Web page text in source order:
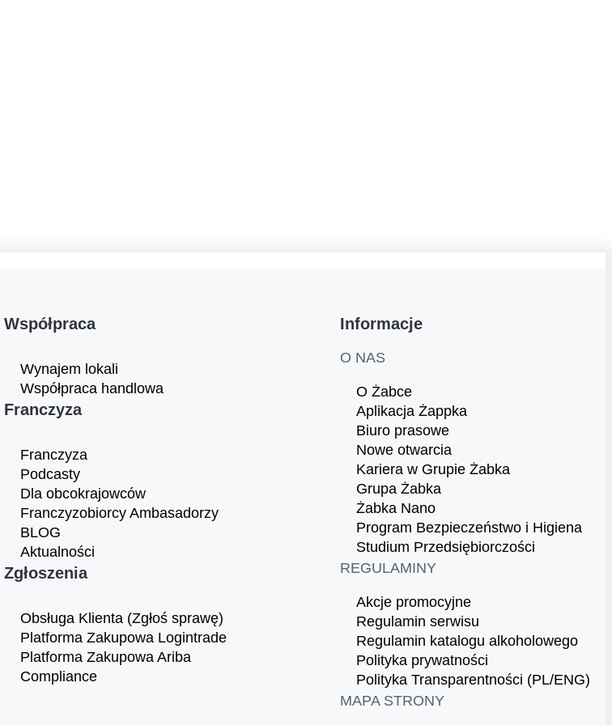
Współpraca
Wynajem lokali
Współpraca handlowa
Franczyza
Franczyza
Podcasty
Dla obcokrajowców
Franczyzobiorcy Ambasadorzy
BLOG
Aktualności
Zgłoszenia
Obsługa Klienta (Zgłoś sprawę)
Platforma Zakupowa Logintrade
Platforma Zakupowa Ariba
Compliance
Informacje
O NAS
O Żabce
Aplikacja Żappka
Biuro prasowe
Nowe otwarcia
Kariera w Grupie Żabka
Grupa Żabka
Żabka Nano
Program Bezpieczeństwo i Higiena
Studium Przedsiębiorczości
REGULAMINY
Akcje promocyjne
Regulamin serwisu
Regulamin katalogu alkoholowego
Polityka prywatności
Polityka Transparentności (PL/ENG)
MAPA STRONY